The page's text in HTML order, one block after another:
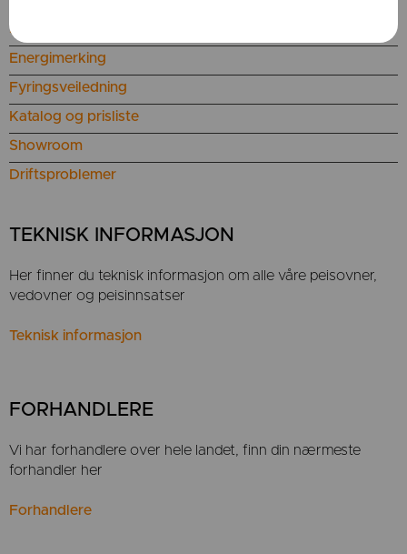
Sjekkliste montering
Energimerking
Fyringsveiledning
Katalog og prisliste
Showroom
Driftsproblemer
TEKNISK INFORMASJON
Her finner du teknisk informasjon om alle våre peisovner,
vedovner og peisinnsatser
Teknisk informasjon
FORHANDLERE
Vi har forhandlere over hele landet, finn din nærmeste
forhandler her
Forhandlere